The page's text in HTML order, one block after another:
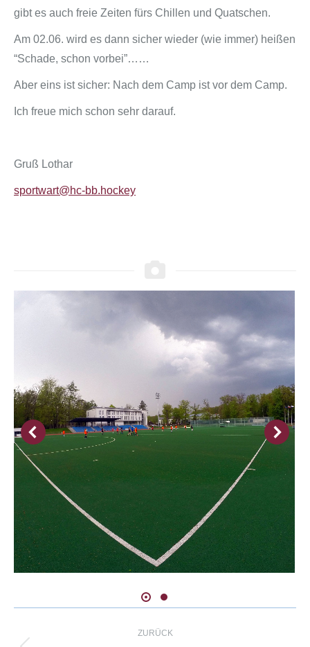
gibt es auch freie Zeiten fürs Chillen und Quatschen.
Am 02.06. wird es dann sicher wieder (wie immer) heißen
“Schade, schon vorbei”……
Aber eins ist sicher: Nach dem Camp ist vor dem Camp.
Ich freue mich schon sehr darauf.
Gruß Lothar
sportwart@hc-bb.hockey
Kommentarnavigation
ZURÜCK